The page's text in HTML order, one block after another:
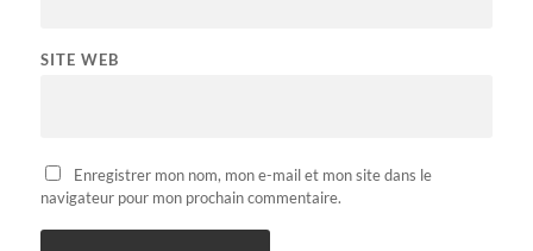
SITE WEB
Enregistrer mon nom, mon e-mail et mon site dans le
navigateur pour mon prochain commentaire.